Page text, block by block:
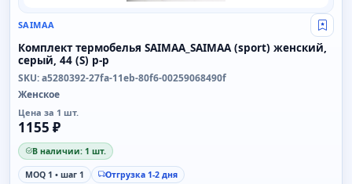
SAIMAA Свой
Комплект термобелья SAIMAA_SAIMAA (sport) женский,
серый, 44 (S) р-р
SKU: a5280392-27fa-11eb-80f6-00259068490f
Женское
Цена за 1 шт.
1155 ₽
В наличии: 1 шт.
MOQ 1 • шаг 1
Отгрузка 1-2 дня